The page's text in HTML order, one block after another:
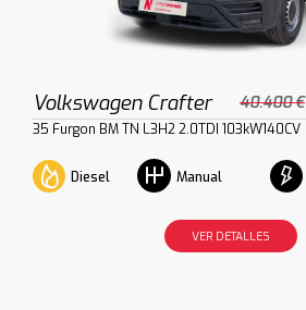
Volkswagen Crafter 40.400 €
35 Furgon BM TN L3H2 2.0TDI 103kW140CV
Diesel Manual
VER DETALLES